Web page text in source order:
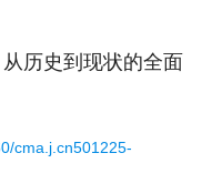
历史到现状的全面
cma.j.cn501225-